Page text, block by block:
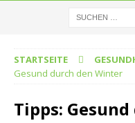
STARTSEITE
Gesund durch den Winter
Tipps: